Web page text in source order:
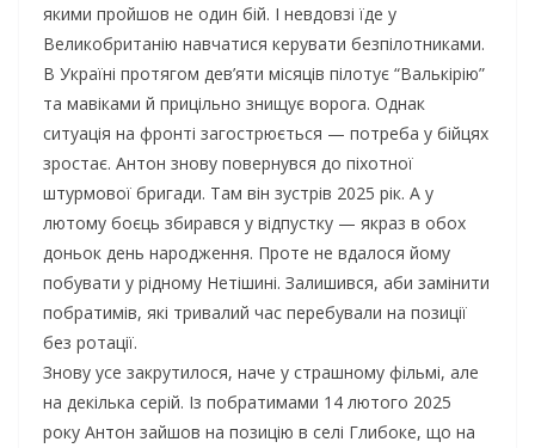
якими пройшов не один бій. І невдовзі їде у
Великобританію навчатися керувати безпілотниками.
В Україні протягом дев’яти місяців пілотує “Валькірію”
та мавіками й прицільно знищує ворога. Однак
ситуація на фронті загострюється — потреба у бійцях
зростає. Антон знову повернувся до піхотної
штурмової бригади. Там він зустрів 2025 рік. А у
лютому боєць збирався у відпустку — якраз в обох
доньок день народження. Проте не вдалося йому
побувати у рідному Нетішині. Залишився, аби замінити
побратимів, які тривалий час перебували на позиції
без ротації.
Знову усе закрутилося, наче у страшному фільмі, але
на декілька серій. Із побратимами 14 лютого 2025
року Антон зайшов на позицію в селі Глибоке, що на